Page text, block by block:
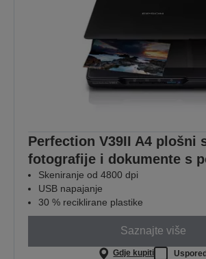
Perfection V39II A4 plošni
fotografije i dokumente s
Skeniranje od 4800 dpi
USB napajanje
30 % reciklirane plastike
Saznajte više
Gdje kupiti